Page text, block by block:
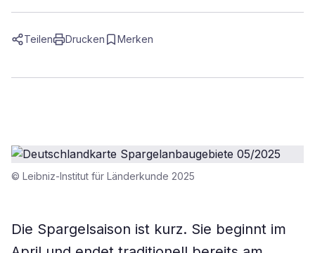
Teilen Drucken Merken
© Leibniz-Institut für Länderkunde 2025
Die Spargelsaison ist kurz. Sie beginnt im